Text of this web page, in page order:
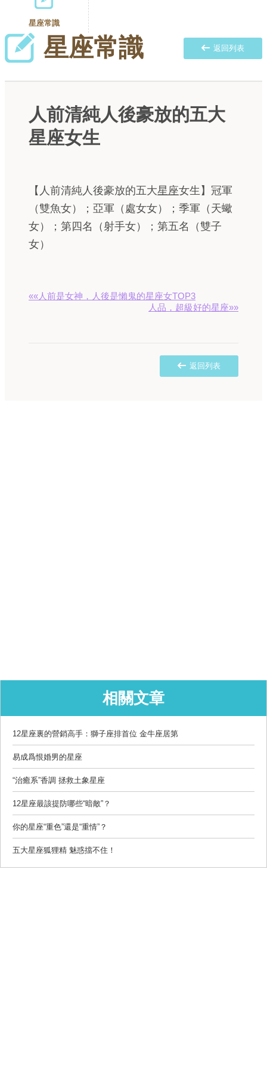
星座常識
星座常識 返回列表
人前清純人後豪放的五大
星座女生
【人前清純人後豪放的五大星座女生】冠軍
（雙魚女）；亞軍（處女女）；季軍（天蠍
女）；第四名（射手女）；第五名（雙子
女）
««人前是女神，人後是懶鬼的星座女TOP3
人品，超級好的星座»»
返回列表
相關文章
12星座裏的營銷高手：獅子座排首位 金牛座居第
易成爲恨婚男的星座
“治癒系”香調 拯救土象星座
12星座最該提防哪些“暗敵”？
你的星座“重色”還是“重情”？
五大星座狐狸精 魅惑擋不住！